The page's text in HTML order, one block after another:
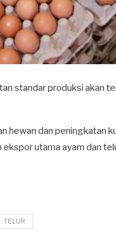
standar produksi akan
hewan dan peningkatan
utama ayam dan
TELUR